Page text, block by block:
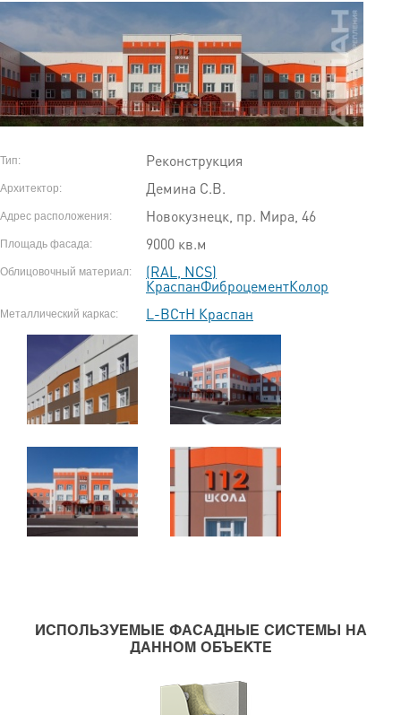
Тип: Реконструкция
Архитектор: Демина С.В.
Адрес расположения: Новокузнецк, пр. Мира, 46
Площадь фасада: 9000 кв.м
Облицовочный материал: (RAL, NCS)
КраспанФиброцементКолор
Металлический каркас: L-ВСтН Краспан
ИСПОЛЬЗУЕМЫЕ ФАСАДНЫЕ СИСТЕМЫ НА
ДАННОМ ОБЪЕКТЕ